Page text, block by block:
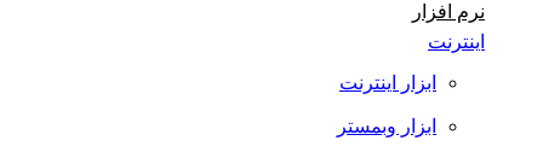
نرم افزار
اینترنت
ابزار اینترنت
ابزار وبمستر